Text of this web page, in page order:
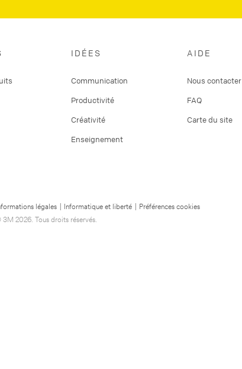
IDÉES
Communication
Productivité
Créativité
Enseignement
AIDE
Nous contacter
FAQ
Carte du site
légales Informatique et liberté
Préférences cookies
3M 2026. Tous droits réservés.